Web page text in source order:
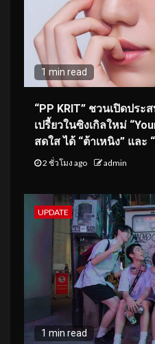
1 min read
“PP KRIT” ชวนเปิดปร
เปรี้ยวในซิงเกิลใหม่
สดใส ได้ “ต้าเหนิง” แล
2 ชั่วโมง ago admin
UPDATE
1 min read